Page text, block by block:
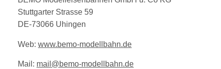
Stuttgarter Strasse 59
DE-73066 Uhingen
Web: www.bemo-modellbahn.de
Mail: mail@bemo-modellbahn.de